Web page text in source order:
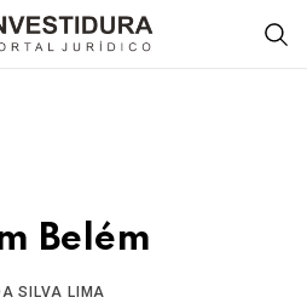
Belém
SILVA LIMA